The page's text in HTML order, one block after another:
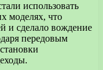
использовать
моделях, что
и сделало вождение
передовым